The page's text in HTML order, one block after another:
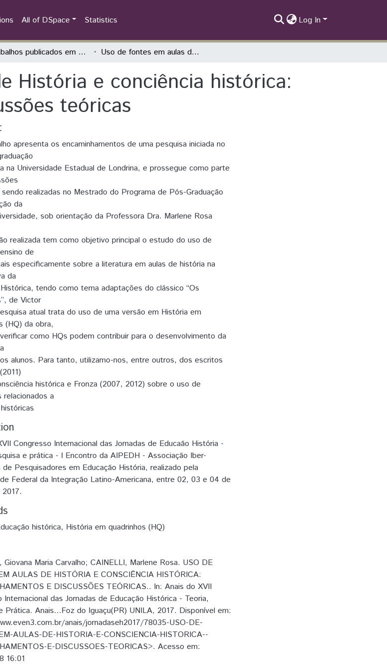
All of DSpace Statistics Log In
Trabalhos publicados em Evento Uso de fontes em aulas de História e conciência histórica: encaminhamentos e discussões teóricas
História e conciência histórica:
teóricas
apresenta os encaminhamentos de uma pesquisa iniciada no
na Universidade Estadual de Londrina, e prossegue como parte
realizadas no Mestrado do Programa de Pós-Graduação
da
sob orientação da Professora Dra. Marlene Rosa
realizada tem como objetivo principal o estudo do uso de
de
especificamente sobre a literatura em aulas de história na
da
tendo como tema adaptações do clássico “Os
de Victor
atual trata do uso de uma versão em História em
(HQ) da obra,
como HQs podem contribuir para o desenvolvimento da
alunos. Para tanto, utilizamo-nos, entre outros, dos escritos
histórica e Fronza (2007, 2012) sobre o uso de
relacionados a
Congresso Internacional das Jornadas de Educaão História -
e prática - I Encontro da AIPEDH - Associação Iber-
de Pesquisadores em Educação História, realizado pela
Federal da Integração Latino-Americana, entre 02, 03 e 04 de
histórica, História em quadrinhos (HQ)
Giovana Maria Carvalho; CAINELLI, Marlene Rosa. USO DE
AULAS DE HISTÓRIA E CONSCIÊNCIA HISTÓRICA:
E DISCUSSÕES TEÓRICAS.. In: Anais do XVII
Internacional das Jornadas de Educação Histórica - Teoria,
Prática. Anais...Foz do Iguaçu(PR) UNILA, 2017. Disponível em:
anais/jornadaseh2017/78035-USO-DE-
AULAS-DE-HISTORIA-E-CONSCIENCIA-HISTORICA--
E-DISCUSSOES-TEORICAS>. Acesso em:
16:01